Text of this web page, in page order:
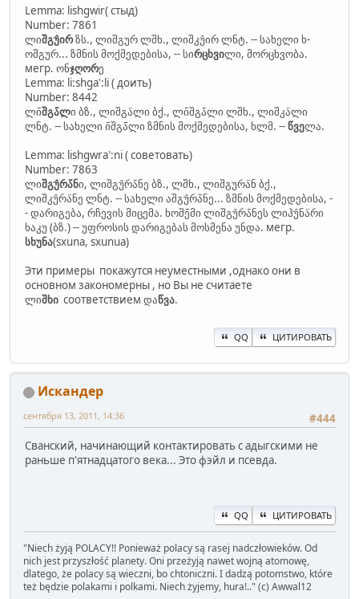
Lemma: lishgwir( стыд)
Number: 7861
ლიშგუ̂ირზს., ლიშგურ ლშხ., ლიშკუ̂ირ ლნტ. -- სახელი ხ-
ოშგურ... ზმნის მოქმედებისა, -- სირცხვილი, მორცხვობა.
мегр. ონჯღორე
Lemma: li:shga':li ( доить)
Number: 8442
ლი̄შგა̈̄ლი ბზ., ლიშგა̈ლი ბქ., ლი̄შგა̄ლი ლშხ., ლიშკა̈ლი
ლნტ. -- სახელი ი̄შგა̈̄ლი ზმნის მოქმედებისა, ხლმ. --წველა.
Lemma: lishgwra':ni ( советовать)
Number: 7863
ლიშგუ̂რა̈̄ნი, ლიშგუ̂რა̄ნე ბზ., ლშხ., ლიშგურა̈ნ ბქ.,
ლიშკუ̂რა̈ნე ლნტ. -- სახელი აშგუ̂რა̄ნე... ზმნის მოქმედებისა, -
- დარიგება, რჩევის მიცემა. ხოშე̄მი ლიშგუ̂რა̄ნეს ლიჰუ̂ნა̈რი
ხაკუ (ბზ.) -- უფროსის დარიგებას მოსმენა უნდა. мегр.
სხუნა(sxuna, sxunua)
Эти примеры покажутся неуместными ,однако они в
основном закономерны , но Вы не считаете
ლიშხი соответствием დაწვა.
QQ ЦИТИРОВАТЬ
Искандер
#444
сентября 13, 2011, 14:36
Сванский, начинающий контактировать с адыгскими не
раньше п'ятнадцатого века... Это фэйл и псевда.
QQ ЦИТИРОВАТЬ
" Niech żyją POLACY!! Ponieważ polacy są rasej nadczłowieków. Od
nich jest przyszłość planety. Oni przeżyją nawet wojną atomowę,
dlatego, że polacy są wieczni, bo chtoniczni. I dadzą potomstwo, które
też będzie polakami i polkami. Niech żyjemy, hura!.." (c) Awwal12